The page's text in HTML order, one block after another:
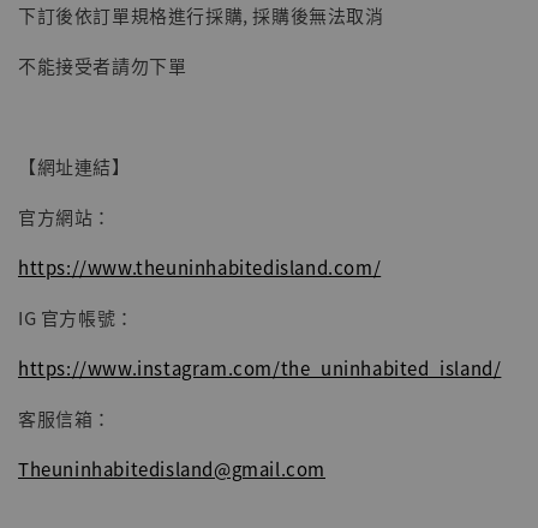
下訂後依訂單規格進行採購, 採購後無法取消
不能接受者請勿下單
【網址連結】
官方網站：
https://www.theuninhabitedisland.com/
IG 官方帳號：
https://www.instagram.com/the_uninhabited_island/
客服信箱：
Theuninhabitedisland@gmail.com